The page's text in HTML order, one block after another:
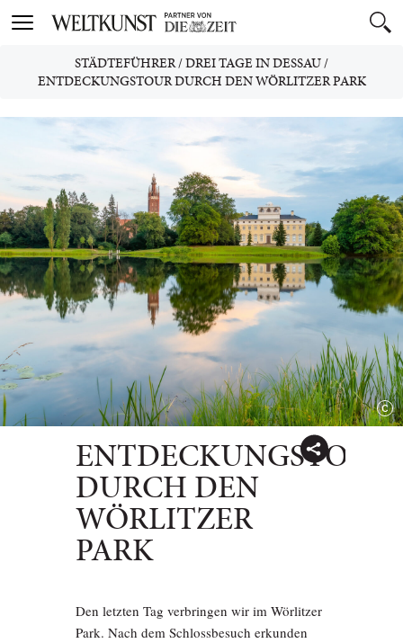
Toggle
STÄDTEFÜHRER/DREI TAGE IN DESSAU/
ENTDECKUNGSTOUR DURCH DEN WÖRLITZER PARK
ENTDECKUNGSTOUR
DURCH DEN
WÖRLITZER
PARK
Den letzten Tag verbringen wir im Wörlitzer
Park. Nach dem Schlossbesuch erkunden